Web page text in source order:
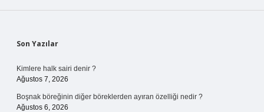
Sidebar
Son Yazılar
Kimlere halk sairi denir ?
Ağustos 7, 2026
Boşnak böreğinin diğer böreklerden ayıran özelliği nedir ?
Ağustos 6, 2026